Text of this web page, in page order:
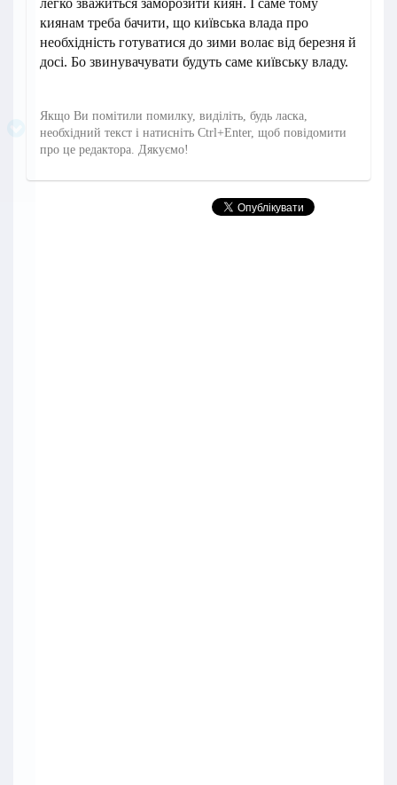
легко зважиться заморозити киян. І саме тому
киянам треба бачити, що київська влада про
необхідність готуватися до зими волає від березня й
досі. Бо звинувачувати будуть саме київську владу.
Якщо Ви помітили помилку, виділіть, будь ласка,
необхідний текст і натисніть Ctrl+Enter, щоб повідомити
про це редактора. Дякуємо!